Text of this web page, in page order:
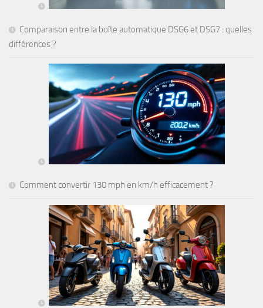
Comparaison entre la boîte automatique DSG6 et DSG7 : quelles
différences ?
Comment convertir 130 mph en km/h efficacement ?